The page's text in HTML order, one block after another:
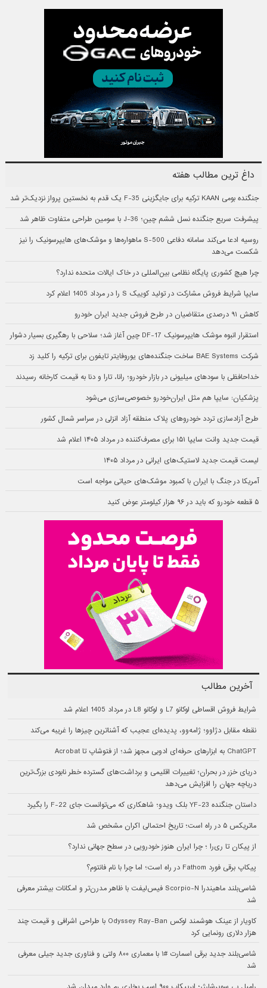
داغ ترین مطالب هفته
جنگنده بومی KAAN ترکیه برای جایگزینی F-35 یک قدم به نخستین پرواز نزدیک‌تر شد
پیشرفت سریع جنگنده نسل ششم چین؛ J-36 با سومین طراحی متفاوت ظاهر شد
روسیه ادعا می‌کند سامانه دفاعی S-500 ماهواره‌ها و موشک‌های هایپرسونیک را نیز
شکست می‌دهد
چرا هیچ کشوری پایگاه نظامی بین‌المللی در خاک ایالات متحده ندارد؟
سایپا شرایط فروش مشارکت در تولید کوییک S را در مرداد 1405 اعلام کرد
کاهش ۹۱ درصدی متقاضیان در طرح فروش جدید ایران خودرو
استقرار انبوه موشک هایپرسونیک DF-17 چین آغاز شد؛ سلاحی با رهگیری بسیار دشوار
شرکت BAE Systems ساخت جنگنده‌های یوروفایتر تایفون برای ترکیه را کلید زد
خداحافظی با سودهای میلیونی در بازار خودرو؛ رانا، تارا و دنا به قیمت کارخانه رسیدند
پزشکیان: سایپا هم مثل ایران‌خودرو خصوصی‌سازی می‌شود
طرح آزادسازی تردد خودروهای پلاک منطقه آزاد انزلی در سراسر شمال کشور
قیمت جدید وانت سایپا ۱۵۱ برای مصرف‌کننده در مرداد ۱۴۰۵ اعلام شد
لیست قیمت جدید لاستیک‌های ایرانی در مرداد ۱۴۰۵
آمریکا در جنگ با ایران با کمبود موشک‌های حیاتی مواجه است
۵ قطعه خودرو که باید در ۹۶ هزار کیلومتر عوض کنید
آخرین مطالب
شرایط فروش اقساطی لوکانو L7 و لوکانو L8 در مرداد 1405 اعلام شد
نقطه مقابل دژاوو؛ ژامه‌وو، پدیده‌ای عجیب که آشناترین چیزها را غریبه می‌کند
ChatGPT به ابزارهای حرفه‌ای ادوبی مجهز شد؛ از فتوشاپ تا Acrobat
دریای خزر در بحران؛ تغییرات اقلیمی و برداشت‌های گسترده خطر نابودی بزرگ‌ترین
دریاچه جهان را افزایش می‌دهد
داستان جنگنده YF-23 بلک ویدو؛ شاهکاری که می‌توانست جای F-22 را بگیرد
ماتریکس ۵ در راه است؛ تاریخ احتمالی اکران مشخص شد
از پیکان تا ری‌را ؛ چرا ایران هنوز خودرویی در سطح جهانی ندارد؟
پیکاپ برقی فورد Fathom در راه است؛ اما چرا با نام فانتوم؟
شاسی‌بلند ماهیندرا Scorpio-N فیس‌لیفت با ظاهر مدرن‌تر و امکانات بیشتر معرفی
شد
کاویار از عینک هوشمند لوکس Odyssey Ray-Ban با طراحی اشرافی و قیمت چند
هزار دلاری رونمایی کرد
شاسی‌بلند جدید برقی اسمارت #۱ با معماری ۸۰۰ ولتی و فناوری جدید جیلی معرفی
شد